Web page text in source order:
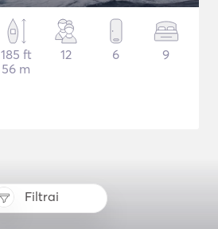
Filtrai
185 ft
56 m
12 6 9